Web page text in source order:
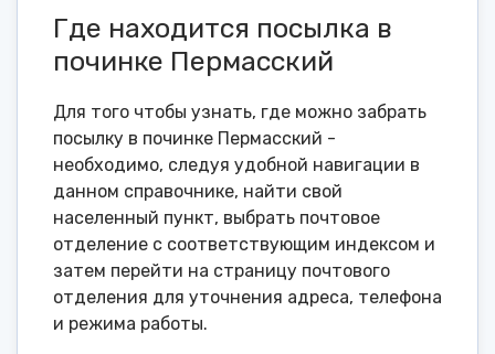
Где находится посылка в
починке Пермасский
Для того чтобы узнать, где можно забрать
посылку в починке Пермасский -
необходимо, следуя удобной навигации в
данном справочнике, найти свой
населенный пункт, выбрать почтовое
отделение с соответствующим индексом и
затем перейти на страницу почтового
отделения для уточнения адреса, телефона
и режима работы.